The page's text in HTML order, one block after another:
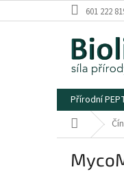
na
601 222
Přírodní
Domů